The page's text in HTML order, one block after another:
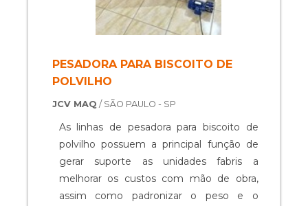
PESADORA PARA BISCOITO DE
POLVILHO
JCV MAQ / SÃO PAULO - SP
As linhas de pesadora para biscoito de
polvilho possuem a principal função de
gerar suporte as unidades fabris a
melhorar os custos com mão de obra,
assim como padronizar o peso e o